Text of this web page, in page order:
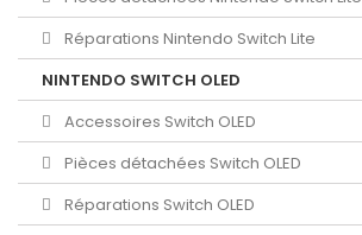
Réparations Nintendo Switch Lite
NINTENDO SWITCH OLED
Accessoires Switch OLED
Pièces détachées Switch OLED
Réparations Switch OLED